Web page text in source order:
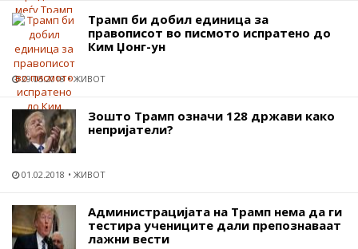
Трамп би добил единица за
правописот во писмото испратено до
Ким Џонг-ун
29.05.2018 ЖИВОТ
Зошто Трамп означи 128 држави како
непријатели?
01.02.2018 ЖИВОТ
Администрацијата на Трамп нема да ги
тестира учениците дали препознаваат
лажни вести